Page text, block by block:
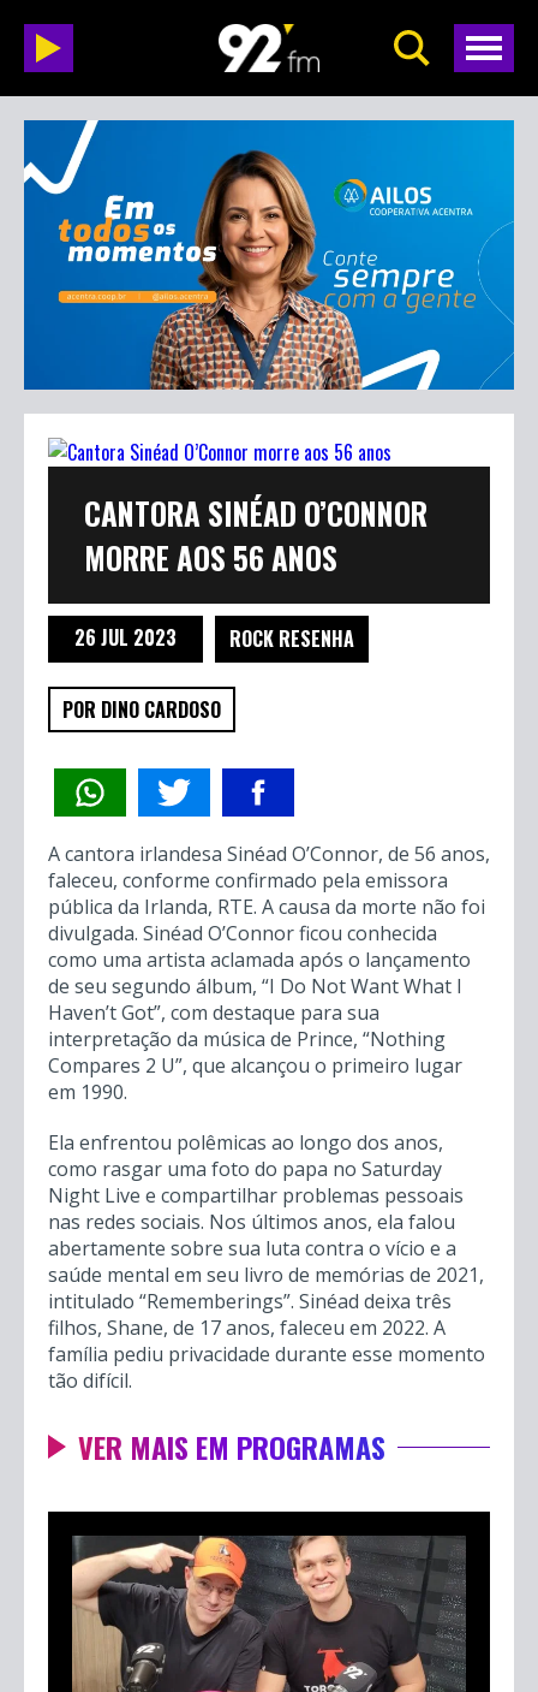
CANTORA SINÉAD O’CONNOR
MORRE AOS 56 ANOS
26 JUL 2023 ROCK RESENHA
POR DINO CARDOSO
A cantora irlandesa Sinéad O’Connor, de 56 anos,
faleceu, conforme confirmado pela emissora
pública da Irlanda, RTE. A causa da morte não foi
divulgada. Sinéad O’Connor ficou conhecida
como uma artista aclamada após o lançamento
de seu segundo álbum, “I Do Not Want What I
Haven’t Got”, com destaque para sua
interpretação da música de Prince, “Nothing
Compares 2 U”, que alcançou o primeiro lugar
em 1990.
Ela enfrentou polêmicas ao longo dos anos,
como rasgar uma foto do papa no Saturday
Night Live e compartilhar problemas pessoais
nas redes sociais. Nos últimos anos, ela falou
abertamente sobre sua luta contra o vício e a
saúde mental em seu livro de memórias de 2021,
intitulado “Rememberings”. Sinéad deixa três
filhos, Shane, de 17 anos, faleceu em 2022. A
família pediu privacidade durante esse momento
tão difícil.
VER MAIS EM PROGRAMAS